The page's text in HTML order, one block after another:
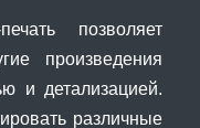
позволяет
произведения
и детализацией.
различные